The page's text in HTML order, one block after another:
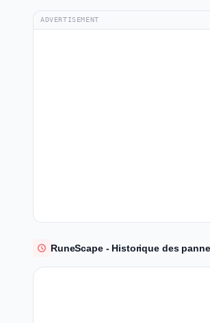
ADVERTISEMENT
RuneScape - Historique des